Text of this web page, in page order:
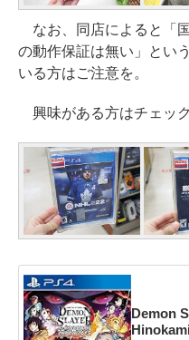
なお、同店によると「
の動作保証は無い」とい
いる方はご注意を。
興味がある方はチェッ
Demon